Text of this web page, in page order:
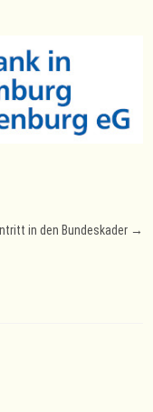
in den Bundeskader →